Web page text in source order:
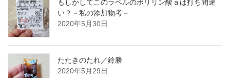
もしかしてこのラベルのポリリン酸ａは打ち間違
い？－私の添加物考－
2020年5月30日
たたきのたれ／鈴勝
2020年5月29日